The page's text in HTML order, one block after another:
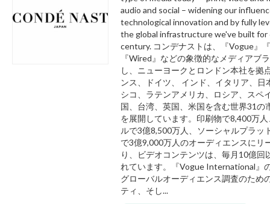
audio and social – widening our
technological innovation and by fully
the global infrastructure we've built for
century. コンデナストは、『Vogue』
『Wired』などの象徴的なメディアブ
し、ニューヨークとロンドン本社を拠
ンス、ドイツ、 インド、イタリア、日
シコ、ラテンアメリカ、ロシア、スペ
国、台湾、英国、米国を含む世界31の
を展開しています。印刷物で8,400万
ルで3億8,500万人、ソーシャルプラッ
で3億9,000万人のオーディエンスにリ
り、ビデオコンテンツは、毎月10億回
れています。『Vogue International』
グローバルオーディエンス調査のため
ティ、そし...